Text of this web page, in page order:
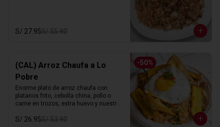
S/ 27.95S/ 55.90
-50%
(CAL) Arroz Chaufa a Lo
Pobre
Enorme plato de arroz chaufa con
platanos frito, cebolla china, pollo o
carne en trozos, extra huevo y nuestra
S/ 26.95S/ 53.90